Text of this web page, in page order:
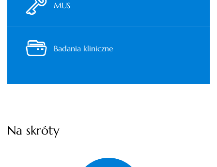
MUS
Badania kliniczne
Na skróty